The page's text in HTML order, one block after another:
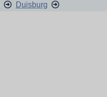
Duisburg